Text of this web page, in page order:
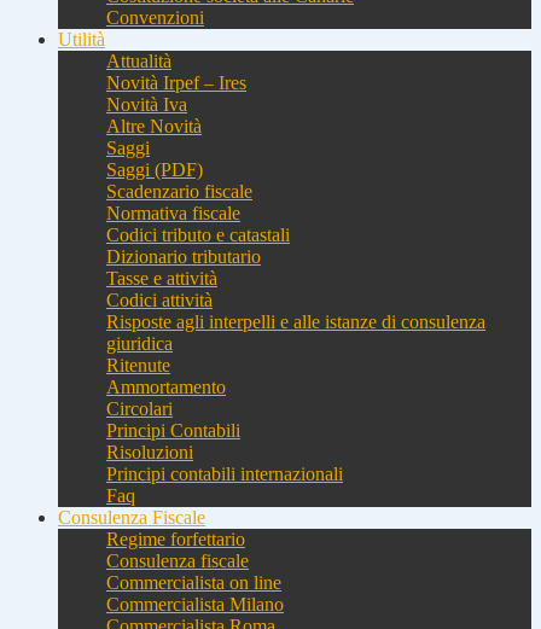
Convenzioni
Utilità
Attualità
Novità Irpef – Ires
Novità Iva
Altre Novità
Saggi
Saggi (PDF)
Scadenzario fiscale
Normativa fiscale
Codici tributo e catastali
Dizionario tributario
Tasse e attività
Codici attività
Risposte agli interpelli e alle istanze di consulenza
giuridica
Ritenute
Ammortamento
Circolari
Principi Contabili
Risoluzioni
Principi contabili internazionali
Faq
Consulenza Fiscale
Regime forfettario
Consulenza fiscale
Commercialista on line
Commercialista Milano